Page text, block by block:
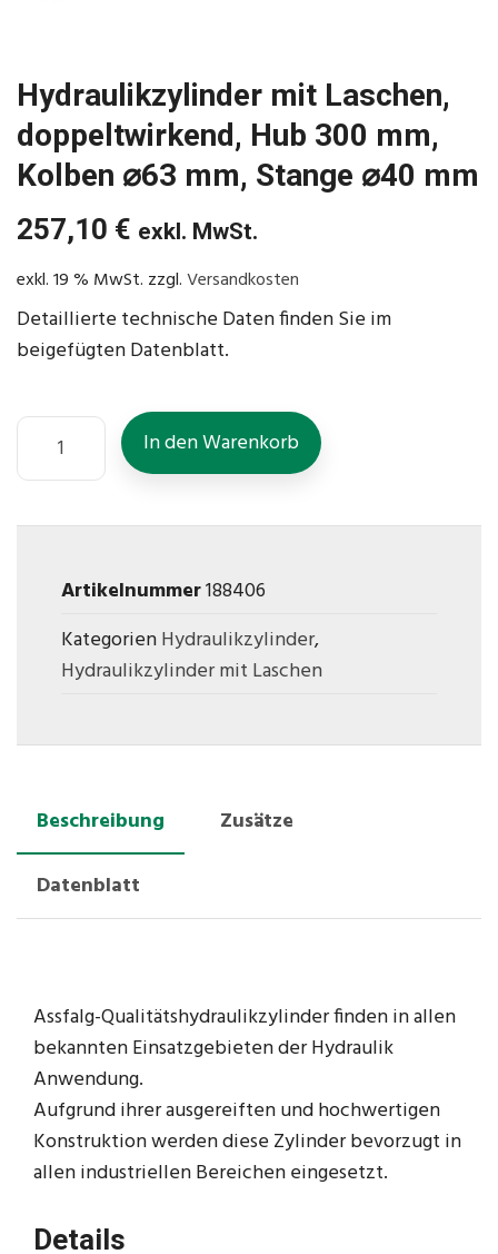
Hydraulikzylinder mit Laschen,
doppeltwirkend, Hub 300 mm,
Kolben ⌀63 mm, Stange ⌀40 mm
257,10 € exkl. MwSt.
exkl. 19 % MwSt. zzgl.Versandkosten
Detaillierte technische Daten finden Sie im
beigefügten Datenblatt.
In den Warenkorb
Artikelnummer188406
KategorienHydraulikzylinder,
Hydraulikzylinder mit Laschen
Beschreibung
Zusätze
Datenblatt
Assfalg-Qualitätshydraulikzylinder finden in allen
bekannten Einsatzgebieten der Hydraulik
Anwendung.
Aufgrund ihrer ausgereiften und hochwertigen
Konstruktion werden diese Zylinder bevorzugt in
allen industriellen Bereichen eingesetzt.
Details